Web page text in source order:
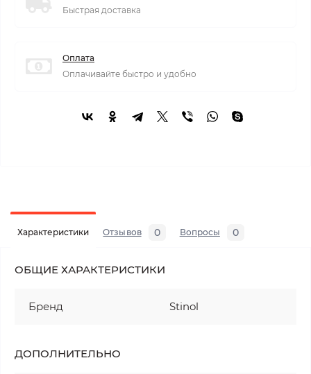
Быстрая доставка
Оплата
Оплачивайте быстро и удобно
Характеристики Отзывов 0 Вопросы 0
ОБЩИЕ ХАРАКТЕРИСТИКИ
Бренд Stinol
ДОПОЛНИТЕЛЬНО